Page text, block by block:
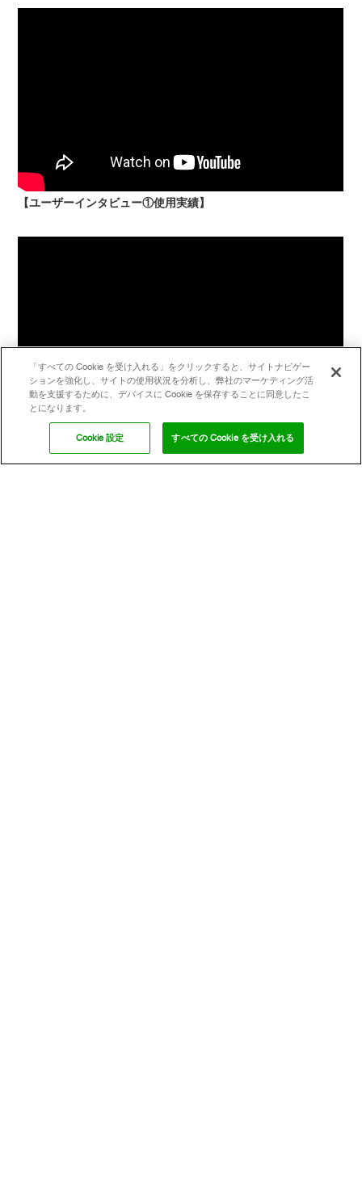
【ユーザーインタビュー①使用実績】
【ユーザーインタビュー②気に入っている点】
「すべての Cookie を受け入れる」をクリックすると、サイトナビゲー
ションを強化し、サイトの使用状況を分析し、弊社のマーケティング活
動を支援するために、デバイスに Cookie を保存することに同意したこ
とになります。
Cookie 設定 すべての Cookie を受け入れる